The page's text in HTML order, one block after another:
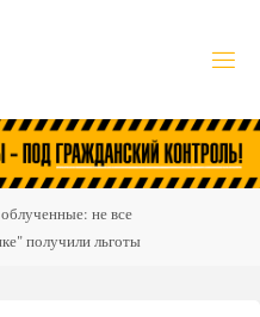
не все
получили льготы